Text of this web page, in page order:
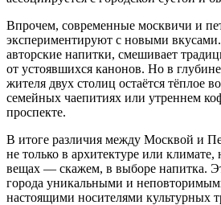
Впрочем, современные москвичи и
экспериментируют с новыми
авторские напитки, смешивает
от устоявшихся канонов. Но в
жителя двух столиц остаётся тёплое
семейных чаепитиях или утреннем
проспекте.
В итоге различия между Москвой и
не только в архитектуре или
вещах — скажем, в выборе напитка.
города уникальными и
настоящими носителями культурных